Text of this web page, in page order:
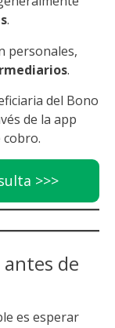
.
personales,
.
del Bono
de la app
cobro.
>>>
de
es esperar